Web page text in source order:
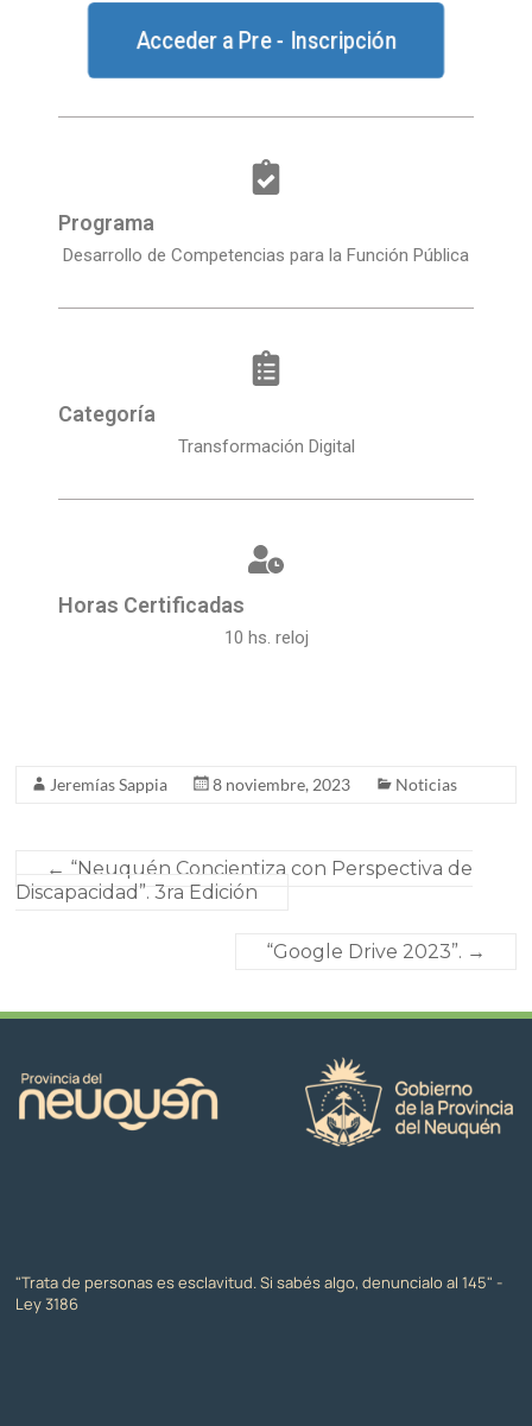
Acceder a Pre - Inscripción
Programa
Desarrollo de Competencias para la Función Pública
Categoría
Transformación Digital
Horas Certificadas
10 hs. reloj
Jeremías Sappia 8 noviembre, 2023 Noticias
← “Neuquén Concientiza con Perspectiva de
Discapacidad”. 3ra Edición
“Google Drive 2023”. →
"Trata de personas es esclavitud. Si sabés algo, denuncialo al 145" -
Ley 3186